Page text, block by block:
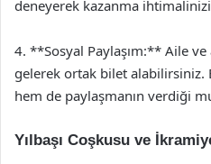
deneyerek kazanma
4. **Sosyal Paylaşım:** Aile ve
gelerek ortak bilet
hem de paylaşmanın verdiği
Yılbaşı Coşkusu ve